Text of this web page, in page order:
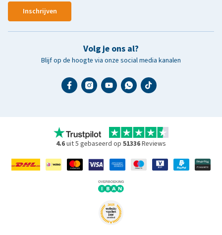
Inschrijven
Volg je ons al?
Blijf op de hoogte via onze social media kanalen
4.6uit 5 gebaseerd op 51336Reviews